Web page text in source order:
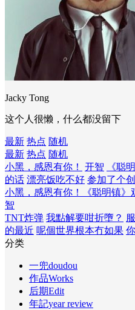
Jacky Tong
这个人很懒，什么都没留下
最新 热点 随机
最新 热点 随机
小黑，感恩有你！
开智 《聪
的话 漂亮饭吃不好 参加了个
小黑，感恩有你！
《聪明镇》
智
TNT炸弹 我點解要咁折墮？
的最近 呢個世界根本冇如果
分类
一兜doudou
作品Works
后期Edit
年記year review